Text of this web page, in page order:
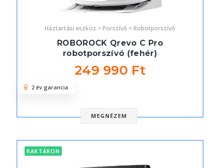
Háztartási eszköz > Porszívó > Robotporszívó
ROBOROCK Qrevo C Pro
robotporszívó (fehér)
249 990 Ft
MEGNÉZEM
2 év garancia
RAKTÁRON